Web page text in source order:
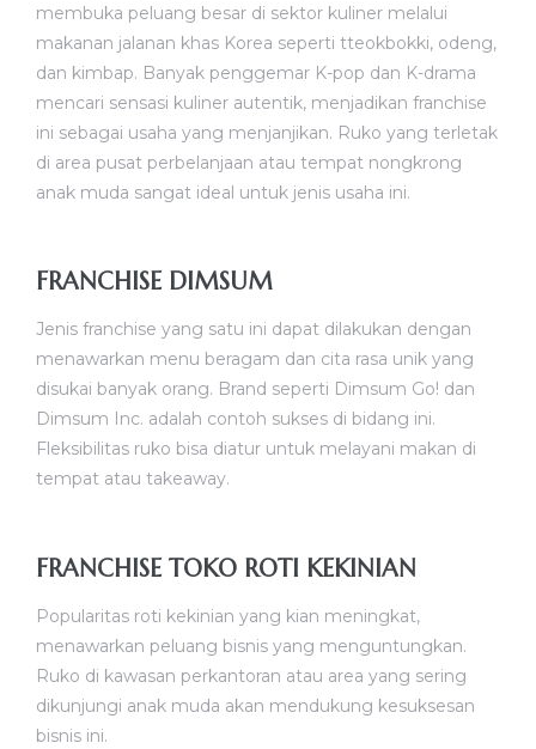
membuka peluang besar di sektor kuliner melalui
makanan jalanan khas Korea seperti tteokbokki, odeng,
dan kimbap. Banyak penggemar K-pop dan K-drama
mencari sensasi kuliner autentik, menjadikan franchise
ini sebagai usaha yang menjanjikan. Ruko yang terletak
di area pusat perbelanjaan atau tempat nongkrong
anak muda sangat ideal untuk jenis usaha ini.
FRANCHISE DIMSUM
Jenis franchise yang satu ini dapat dilakukan dengan
menawarkan menu beragam dan cita rasa unik yang
disukai banyak orang. Brand seperti Dimsum Go! dan
Dimsum Inc. adalah contoh sukses di bidang ini.
Fleksibilitas ruko bisa diatur untuk melayani makan di
tempat atau takeaway.
FRANCHISE TOKO ROTI KEKINIAN
Popularitas roti kekinian yang kian meningkat,
menawarkan peluang bisnis yang menguntungkan.
Ruko di kawasan perkantoran atau area yang sering
dikunjungi anak muda akan mendukung kesuksesan
bisnis ini.